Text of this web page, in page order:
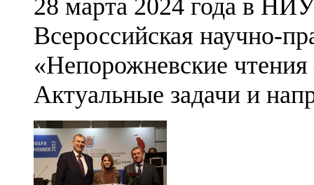
28 марта 2024 года в
Всероссийская научно-
«Непорожневские
Актуальные задачи и